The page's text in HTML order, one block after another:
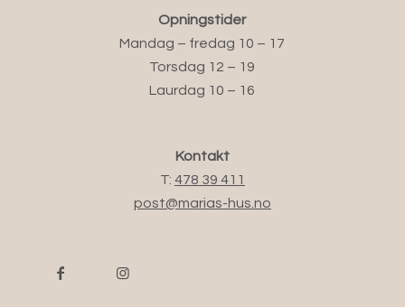
Opningstider
Mandag – fredag 10 – 17
Torsdag 12 – 19
Laurdag 10 – 16
Kontakt
T: 478 39 411
post@marias-hus.no